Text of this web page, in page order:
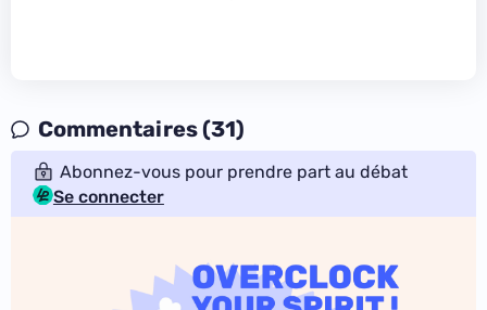
Commentaires (31)
Abonnez-vous pour prendre part au débat
Se connecter